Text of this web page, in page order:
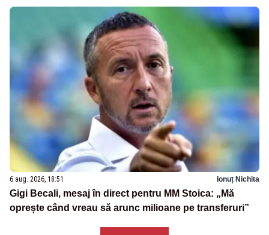
6 aug. 2026, 18:51 Ionuț Nichita
Gigi Becali, mesaj în direct pentru MM Stoica: „Mă
oprește când vreau să arunc milioane pe transferuri”